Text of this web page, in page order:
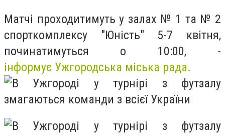
Матчi проходитимуть у залах № 1 та № 2
спорткомплексу "Юнiсть" 5-7 квiтня,
починатимуться о 10:00, -
iнформує Ужгородська мiська рада.